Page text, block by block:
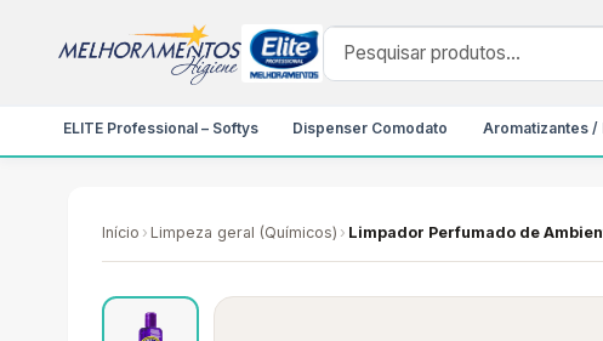
ELITE Professional – Softys Dispenser Comodato Aromatizantes /
Início › Limpeza geral (Químicos) › Limpador Perfumado de